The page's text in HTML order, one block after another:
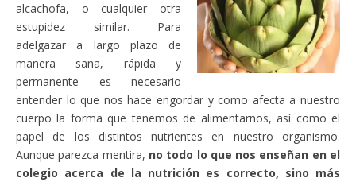
alcachofa, o cualquier otra
estupidez similar. Para
adelgazar a largo plazo de
manera sana, rápida y
permanente es necesario
entender lo que nos hace engordar y como afecta a nuestro
cuerpo la forma que tenemos de alimentarnos, así como el
papel de los distintos nutrientes en nuestro organismo.
Aunque parezca mentira, no todo lo que nos enseñan en el
colegio acerca de la nutrición es correcto, sino más